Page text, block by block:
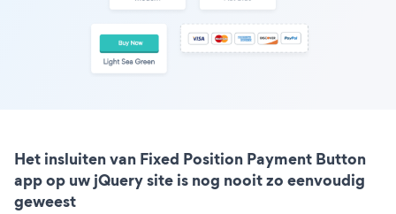
Het insluiten van Fixed Position Payment Button
app op uw jQuery site is nog nooit zo eenvoudig
geweest